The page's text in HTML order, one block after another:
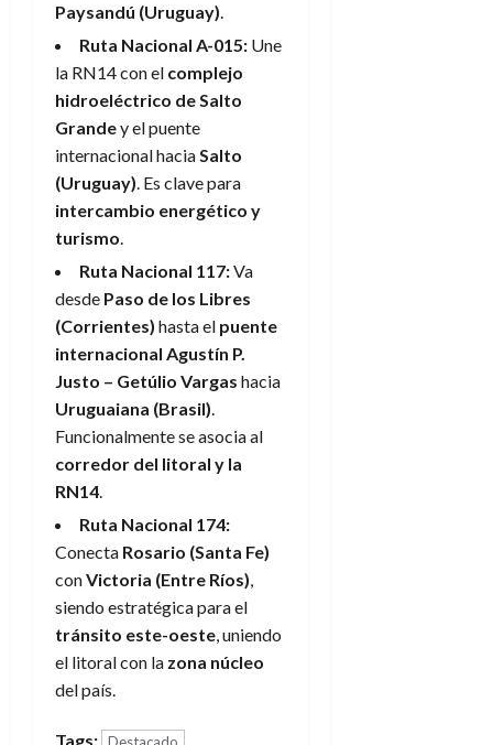
Paysandú (Uruguay).
Ruta Nacional A-015: Une
la RN14 con el complejo
hidroeléctrico de Salto
Grandey el puente
internacional haciaSalto
(Uruguay). Es clave para
intercambio energético y
turismo.
Ruta Nacional 117:Va
desde Paso de los Libres
(Corrientes) hasta el puente
internacional Agustín P.
Justo – Getúlio Vargas hacia
Uruguaiana (Brasil).
Funcionalmente se asocia al
corredor del litoral y la
RN14.
Ruta Nacional 174:
Conecta Rosario (Santa Fe)
conVictoria (Entre Ríos),
siendo estratégica para el
tránsito este-oeste, uniendo
el litoral con la zona núcleo
del país.
Tags: